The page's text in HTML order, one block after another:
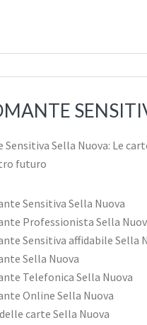
Sensitiva Sella Nuova
Professionista Sella
Sensitiva affidabile Sella
Sella Nuova
Telefonica Sella Nuova
Online Sella Nuova
carte Sella Nuova